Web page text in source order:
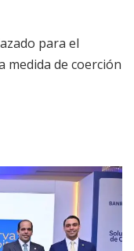
para el
medida de coerción